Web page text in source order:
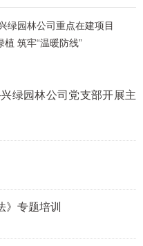
绿园林公司重点在建项目
筑牢“温暖防线”
绿园林公司党支部开展主
》专题培训